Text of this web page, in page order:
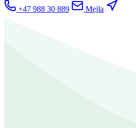
+47 988 30 889
Mejla